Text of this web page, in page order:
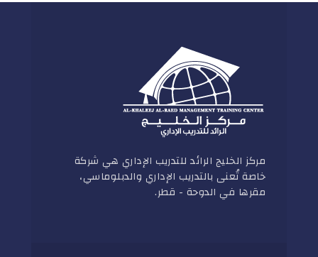
مركز الخليج الرائد للتدريب الإداري هي شركة
خاصة تُعنى بالتدريب الإداري والدبلوماسي،
مقرها في الدوحة - قطر.